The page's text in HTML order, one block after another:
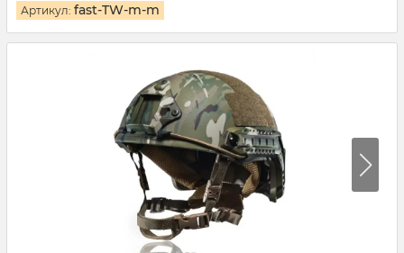
Артикул: fast-TW-m-m